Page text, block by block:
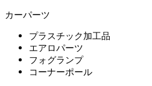
カーパーツ
プラスチック加工品
エアロパーツ
フォグランプ
コーナーポール